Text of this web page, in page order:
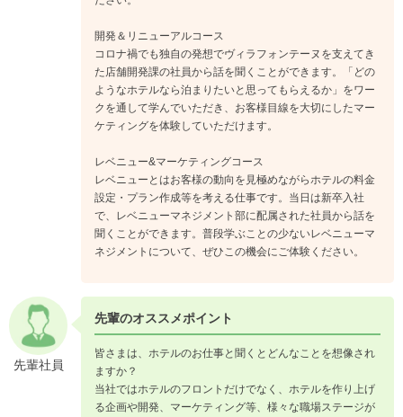
開発＆リニューアルコース
コロナ禍でも独自の発想でヴィラフォンテーヌを支えてき
た店舗開発課の社員から話を聞くことができます。「どの
ようなホテルなら泊まりたいと思ってもらえるか」をワー
クを通して学んでいただき、お客様目線を大切にしたマー
ケティングを体験していただけます。
レベニュー&マーケティングコース
レベニューとはお客様の動向を見極めながらホテルの料金
設定・プラン作成等を考える仕事です。当日は新卒入社
で、レベニューマネジメント部に配属された社員から話を
聞くことができます。普段学ぶことの少ないレベニューマ
ネジメントについて、ぜひこの機会にご体験ください。
先輩社員
先輩のオススメポイント
皆さまは、ホテルのお仕事と聞くとどんなことを想像され
ますか？
当社ではホテルのフロントだけでなく、ホテルを作り上げ
る企画や開発、マーケティング等、様々な職場ステージが